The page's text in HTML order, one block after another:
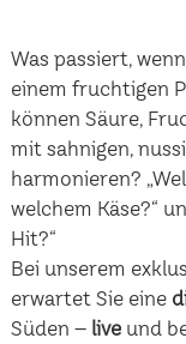
Was passiert,
einem fruchtigen
können Säure,
mit sahnigen,
harmonieren?
welchem Käse?“
Hit?“
Bei unserem
erwartet Sie eine
Süden – live und